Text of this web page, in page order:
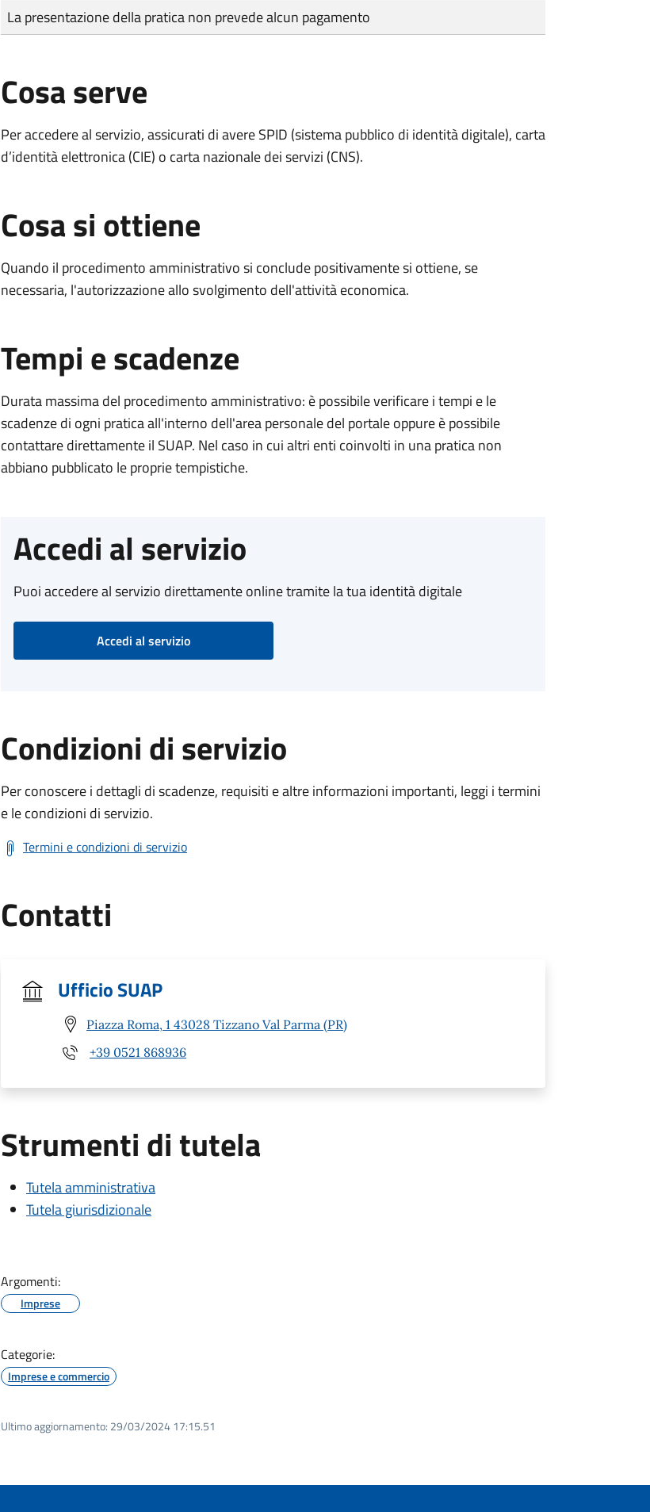
Tipo di pagamento
Importo
La presentazione della pratica non prevede alcun pagamento
Cosa serve
Per accedere al servizio, assicurati di avere SPID (sistema pubblico di identità digitale), carta
d’identità elettronica (CIE) o carta nazionale dei servizi (CNS).
Cosa si ottiene
Quando il procedimento amministrativo si conclude positivamente si ottiene, se
necessaria, l'autorizzazione allo svolgimento dell'attività economica.
Tempi e scadenze
Durata massima del procedimento amministrativo: è possibile verificare i tempi e le
scadenze di ogni pratica all'interno dell'area personale del portale oppure è possibile
contattare direttamente il SUAP. Nel caso in cui altri enti coinvolti in una pratica non
abbiano pubblicato le proprie tempistiche.
Accedi al servizio
Puoi accedere al servizio direttamente online tramite la tua identità digitale
Accedi al servizio
Condizioni di servizio
Per conoscere i dettagli di scadenze, requisiti e altre informazioni importanti, leggi i termini
e le condizioni di servizio.
Termini e condizioni di servizio
Contatti
Ufficio SUAP
Piazza Roma, 1 43028 Tizzano Val Parma (PR)
+39 0521 868936
Strumenti di tutela
Tutela amministrativa
Tutela giurisdizionale
Argomenti:
Imprese
Categorie:
Imprese e commercio
Ultimo aggiornamento: 29/03/2024 17:15.51